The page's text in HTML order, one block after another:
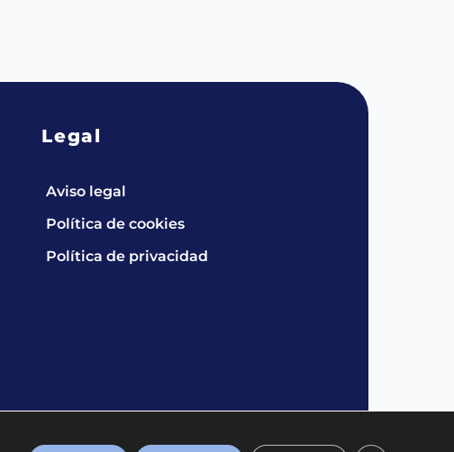
Legal
Aviso legal
Política de cookies
Política de privacidad